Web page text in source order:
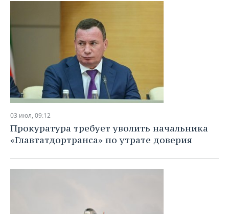
03 июл, 09:12
Прокуратура требует уволить начальника
«Главтатдортранса» по утрате доверия